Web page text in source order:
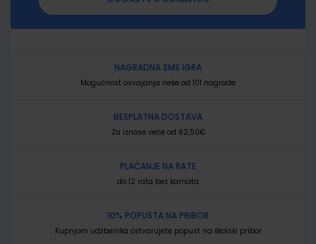
NAGRADNA SMS IGRA
Mogućnost osvajanja neke od 101 nagrade
BESPLATNA DOSTAVA
Za iznose veće od 62,50€
PLAĆANJE NA RATE
do 12 rata bez kamata
10% POPUSTA NA PRIBOR
Kupnjom udžbenika ostvarujete popust na školski pribor